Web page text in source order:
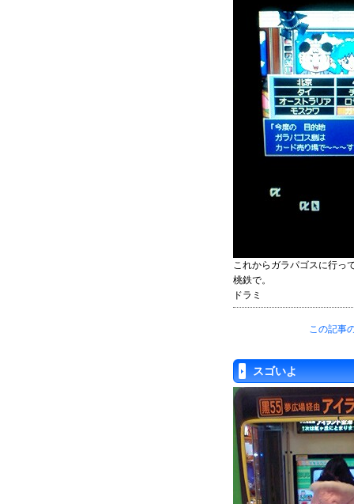
これからガラパゴスに行っ
桃鉄で。
ドラミ
この記事
スゴいよ